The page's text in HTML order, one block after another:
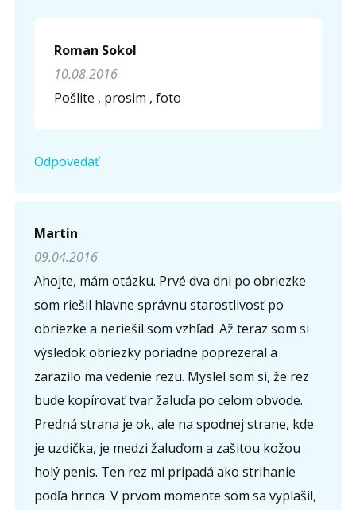
Roman Sokol
10.08.2016
Pošlite , prosim , foto
Odpovedať
Martin
09.04.2016
Ahojte, mám otázku. Prvé dva dni po obriezke
som riešil hlavne správnu starostlivosť po
obriezke a neriešil som vzhľad. Až teraz som si
výsledok obriezky poriadne poprezeral a
zarazilo ma vedenie rezu. Myslel som si, že rez
bude kopírovať tvar žaluďa po celom obvode.
Predná strana je ok, ale na spodnej strane, kde
je uzdička, je medzi žaluďom a zašitou kožou
holý penis. Ten rez mi pripadá ako strihanie
podľa hrnca. V prvom momente som sa vyplašil,